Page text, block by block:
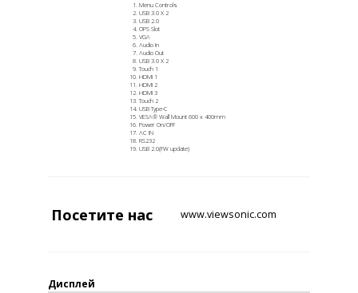
Menu Controls
USB 3.0 X 2
USB 2.0
OPS Slot
VGA
Audio In
Audio Out
USB 3.0 X 2
Touch 1
HDMI 1
HDMI 2
HDMI 3
Touch 2
USB Type-C
VESA® Wall Mount 600 x 400mm
Power On/OFF
AC IN
RS232
USB 2.0(FW update)
Посетите нас www.viewsonic.com
Дисплей